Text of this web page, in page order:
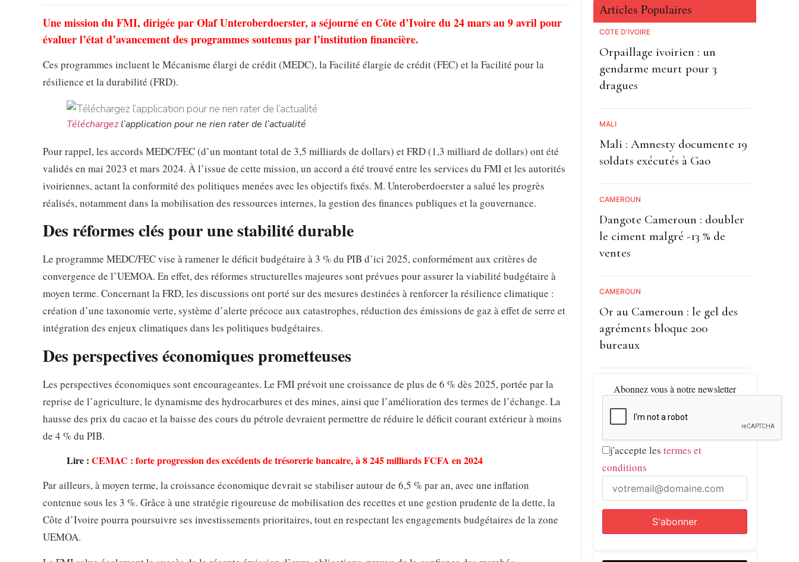
Une mission du FMI, dirigée par Olaf Unteroberdoerster, a séjourné en Côte d’Ivoire du 24 mars au 9 avril pour
évaluer l’état d’avancement des programmes soutenus par l’institution financière.
Ces programmes incluent le Mécanisme élargi de crédit (MEDC), la Facilité élargie de crédit (FEC) et la Facilité pour la
résilience et la durabilité (FRD).
Téléchargezl’application pour ne rien rater de l’actualité
Pour rappel, les accords MEDC/FEC (d’un montant total de 3,5 milliards de dollars) et FRD (1,3 milliard de dollars) ont été
validés en mai 2023 et mars 2024. À l’issue de cette mission, un accord a été trouvé entre les services du FMI et les autorités
ivoiriennes, actant la conformité des politiques menées avec les objectifs fixés. M. Unteroberdoerster a salué les progrès
réalisés, notamment dans la mobilisation des ressources internes, la gestion des finances publiques et la gouvernance.
Des réformes clés pour une stabilité durable
Le programme MEDC/FEC vise à ramener le déficit budgétaire à 3 % du PIB d’ici 2025, conformément aux critères de
convergence de l’UEMOA. En effet, des réformes structurelles majeures sont prévues pour assurer la viabilité budgétaire à
moyen terme. Concernant la FRD, les discussions ont porté sur des mesures destinées à renforcer la résilience climatique :
création d’une taxonomie verte, système d’alerte précoce aux catastrophes, réduction des émissions de gaz à effet de serre et
intégration des enjeux climatiques dans les politiques budgétaires.
Des perspectives économiques prometteuses
Les perspectives économiques sont encourageantes. Le FMI prévoit une croissance de plus de 6 % dès 2025, portée par la
reprise de l’agriculture, le dynamisme des hydrocarbures et des mines, ainsi que l’amélioration des termes de l’échange. La
hausse des prix du cacao et la baisse des cours du pétrole devraient permettre de réduire le déficit courant extérieur à moins
de 4 % du PIB.
Lire : CEMAC : forte progression des excédents de trésorerie bancaire, à 8 245 milliards FCFA en 2024
Par ailleurs, à moyen terme, la croissance économique devrait se stabiliser autour de 6,5 % par an, avec une inflation
contenue sous les 3 %. Grâce à une stratégie rigoureuse de mobilisation des recettes et une gestion prudente de la dette, la
Côte d’Ivoire pourra poursuivre ses investissements prioritaires, tout en respectant les engagements budgétaires de la zone
UEMOA.
Articles Populaires
CÔTE D'IVOIRE
Orpaillage ivoirien : un
gendarme meurt pour 3
dragues
MALI
Mali : Amnesty documente 19
soldats exécutés à Gao
CAMEROUN
Dangote Cameroun : doubler
le ciment malgré -13 % de
ventes
CAMEROUN
Or au Cameroun : le gel des
agréments bloque 200
bureaux
Abonnez vous à notre newsletter
j'accepte les termes et
conditions